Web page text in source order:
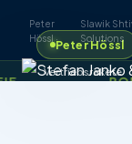
Peter
Hössl ·
Slawik
Solutions
PORTRAIT
Peter Hössl
Vertriebsrakete